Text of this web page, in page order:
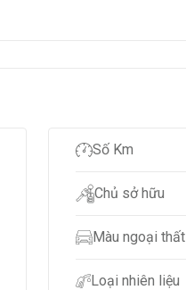
Số Km
Chủ sở hữu
Màu ngoại thất
Loại nhiên liệu